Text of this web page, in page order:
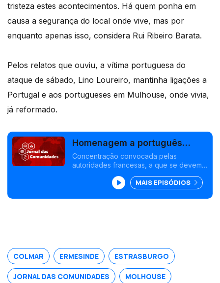
tristeza estes acontecimentos. Há quem ponha em
causa a segurança do local onde vive, mas por
enquanto apenas isso, considera Rui Ribeiro Barata.
Pelos relatos que ouviu, a vítima portuguesa do
ataque de sábado, Lino Loureiro, mantinha ligações a
Portugal e aos portugueses em Mulhouse, onde vivia,
já reformado.
Homenagem a português
abatido anteontem em
Mulhouse, França
Concentração convocada pelas
autoridades francesas, a que se devem
das remessas dos emigrantes
portugueses, o ano passado. Edição
Isabel Gaspar Dias
MAIS EPISÓDIOS
COLMAR ERMESINDE ESTRASBURGO
JORNAL DAS COMUNIDADES MOLHOUSE